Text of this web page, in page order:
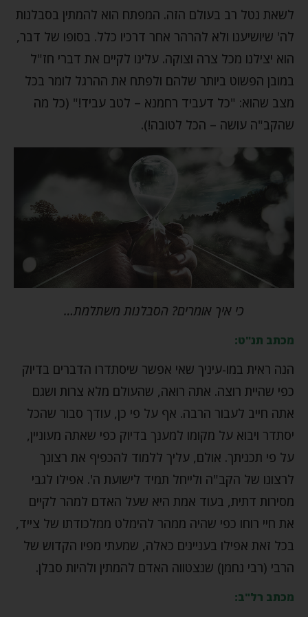
לשאת נטל רב בעולם הזה. המפתח הוא להמתין בסבלנות
לה' שיושיענו ולא להרהר אחר דרכיו כלל. בסופו של דבר,
הוא יצילנו מכל צרה וצוקה. עלינו לקיים את דברי חז"ל
במובן הפשוט ביותר שלהם ולפתח את ההרגל לומר בכל
מצב שהוא: "כל דעביד רחמנא – לטב עביד!" (כל מה
שהקב"ה עושה – הכל לטובה!).
כי איך אומרים? הסבלנות משתלמת…
מכתב תנ"ט:
הנה ראית במו-עיניך שאי אפשר שיסתדרו הדברים בדיוק
כפי שהיית רוצה. אתה רואה, שהעולם מלא צרות ושגם
אתה חייב לעבור הרבה. אף על פי כן, עודך סבור שהכל
יסתדר ויבוא על מקומו למענך בדיוק כפי שאתה מעוניין,
על פי תכניתך. אולם, עליך ללמוד להכפיף את רצונך
לרצונו של הקב"ה ולייחל תמיד לישועת ה'. אפילו לגבי
מסירות דתית, בעוד אמת היא שעל האדם למהר לקיים
את חיי רוחו כפי שהיה ממהר להימלט ממלכודתו של צייד,
בכל זאת אפילו בעניינים כאלה, שמעתי מפיו הקדוש של
הרבי (רבי נחמן) שנצטווה האדם להמתין ולהיות סבלן.
מכתב רל"ב: